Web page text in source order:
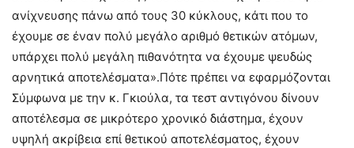
ανίχνευσης πάνω από τους 30 κύκλους, κάτι που το
έχουμε σε έναν πολύ μεγάλο αριθμό θετικών ατόμων,
υπάρχει πολύ μεγάλη πιθανότητα να έχουμε ψευδώς
αρνητικά αποτελέσματα».Πότε πρέπει να εφαρμόζονται
Σύμφωνα με την κ. Γκιούλα, τα τεστ αντιγόνου δίνουν
αποτέλεσμα σε μικρότερο χρονικό διάστημα, έχουν
υψηλή ακρίβεια επί θετικού αποτελέσματος, έχουν